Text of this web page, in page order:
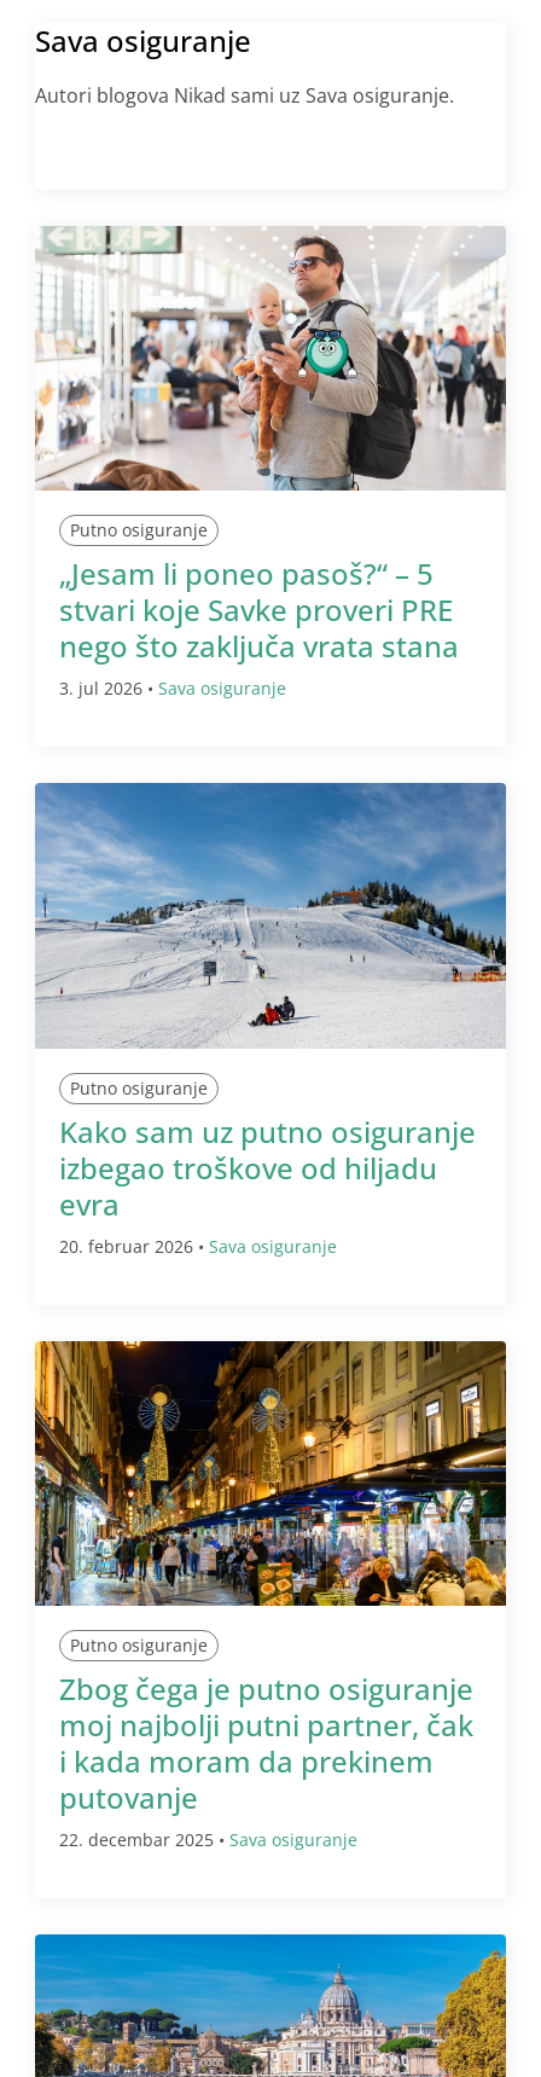
Sava osiguranje
Autori blogova Nikad sami uz Sava osiguranje.
Putno osiguranje
„Jesam li poneo pasoš?“ – 5
stvari koje Savke proveri PRE
nego što zaključa vrata stana
3. jul 2026 • Sava osiguranje
Putno osiguranje
Kako sam uz putno osiguranje
izbegao troškove od hiljadu
evra
20. februar 2026 • Sava osiguranje
Putno osiguranje
Zbog čega je putno osiguranje
moj najbolji putni partner, čak
i kada moram da prekinem
putovanje
22. decembar 2025 • Sava osiguranje